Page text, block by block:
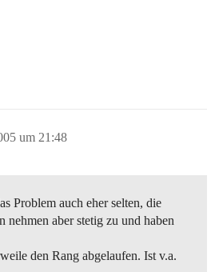
um 21:48
Problem auch eher selten, die
nehmen aber stetig zu und haben
den Rang abgelaufen. Ist v.a.